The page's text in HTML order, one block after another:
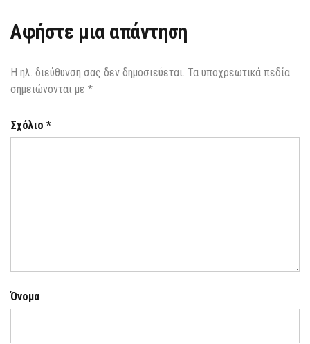
Αφήστε μια απάντηση
Η ηλ. διεύθυνση σας δεν δημοσιεύεται. Τα υποχρεωτικά πεδία
σημειώνονται με *
Σχόλιο *
Όνομα